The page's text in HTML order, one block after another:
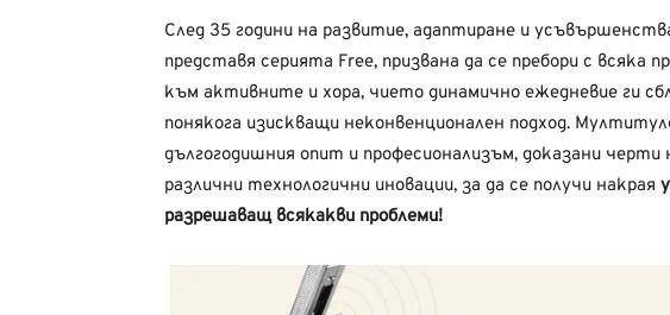
След 35 години на развитие, адаптиране и
представя серията Free, призвана да се пребори с всяка
към активните и хора, чието динамично ежедневие ги
понякога изискващи неконвенционален подход.
дългогодишния опит и професионализъм, доказани
различни технологични иновации, за да се получи накрая
разрешаващ всякакви проблеми!